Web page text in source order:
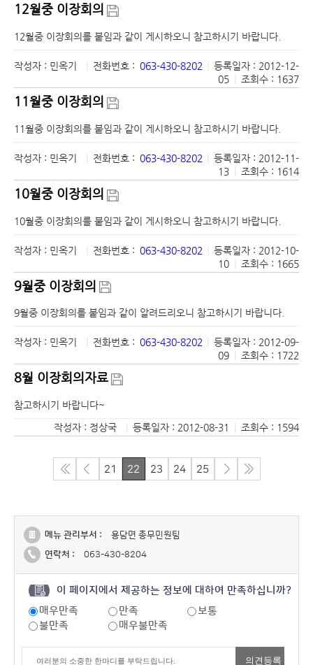
12월중 이장회의
12월중 이장회의를 붙임과 같이 게시하오니 참고하시기 바랍니다.
작성자 : 민옥기 전화번호 : 063-430-8202
등록일자 : 2012-12-
05
조회수 : 1637
11월중 이장회의
11월중 이장회의를 붙임과 같이 게시하오니 참고하시기 바랍니다.
작성자 : 민옥기 | 전화번호 : 063-430-8202 | 등록일자 : 2012-11-
13 | 조회수 : 1614
10월중 이장회의
10월중 이장회의를 붙임과 같이 게시하오니 참고하시기 바랍니다.
작성자 : 민옥기 | 전화번호 : 063-430-8202 | 등록일자 : 2012-10-
10 | 조회수 : 1665
9월중 이장회의
9월중 이장회의를 붙임과 같이 알려드리오니 참고하시기 바랍니다.
작성자 : 민옥기 전화번호 : 063-430-8202
등록일자 : 2012-09-
09
조회수 : 1722
8월 이장회의자료
참고하시기 바랍니다~
작성자 : 정상국
등록일자 : 2012-08-31 조회수 : 1594
21 22 23 24 25
메뉴 관리부서 :
용담면 총무민원팀
연락처 :
063-430-8204
이 페이지에서 제공하는 정보에 대하여 만족하십니까?
매우만족
만족
보통
불만족
매우불만족